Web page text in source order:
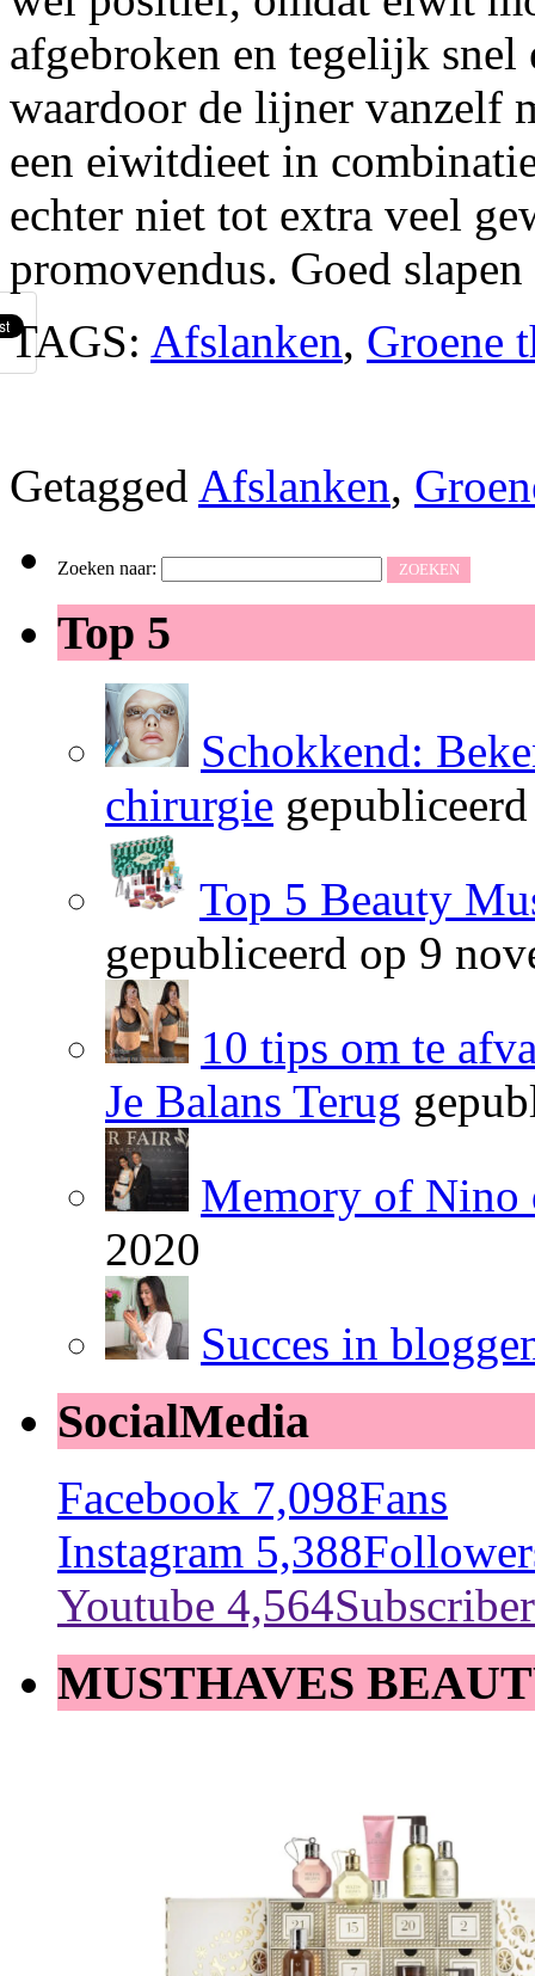
afgebroken en tegelijk
waardoor de lijner vanzelf
een eiwitdieet in
echter niet tot extra veel
promovendus. Goed
TAGS: Afslanken, Groene
Getagged Afslanken,
Zoeken naar:
Top 5
Schokkend:
chirurgie
Top 5 Beauty
gepubliceerd op 9
10 tips om te
Je Balans Terug
Memory of Nino
2020
Succes in
SocialMedia
Facebook 7,098Fans
Instagram 5,388
Youtube 4,564Subscriber
MUSTHAVES